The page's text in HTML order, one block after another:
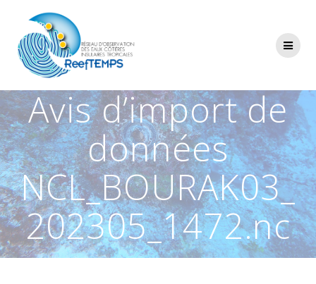
Avis d’import de
données
NCL_BOURAK03_
202305_1472.nc